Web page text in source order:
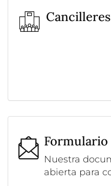
Cancilleres
Nuestra
abierta para